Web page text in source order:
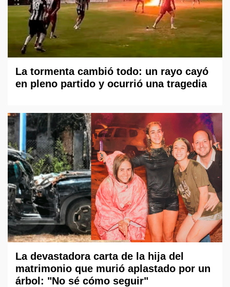
La tormenta cambió todo: un rayo cayó
en pleno partido y ocurrió una tragedia
La devastadora carta de la hija del
matrimonio que murió aplastado por un
árbol: "No sé cómo seguir"